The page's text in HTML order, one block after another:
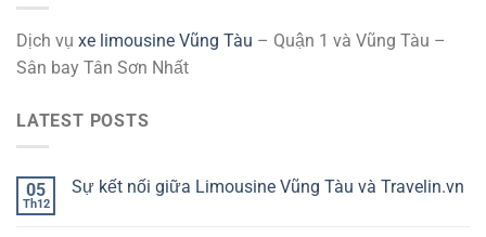
Dịch vụ xe limousine Vũng Tàu – Quận 1 và Vũng Tàu –
Sân bay Tân Sơn Nhất
LATEST POSTS
05
Th12
Sự kết nối giữa Limousine Vũng Tàu và Travelin.vn